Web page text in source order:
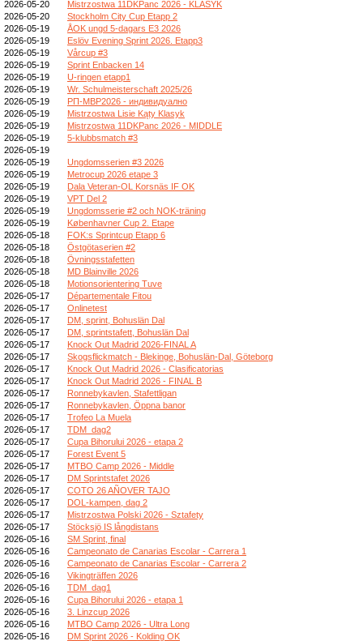
2026-05-20
Mistrzostwa 11DKPanc 2026 - KLASYK
2026-05-20
Stockholm City Cup Etapp 2
2026-05-19
ÅOK ungd 5-dagars E3 2026
2026-05-19
Eslöv Evening Sprint 2026. Etapp3
2026-05-19
Vårcup #3
2026-05-19
Sprint Enbacken 14
2026-05-19
U-ringen etapp1
2026-05-19
Wr. Schulmeisterschaft 2025/26
2026-05-19
РП-МВР2026 - индивидуално
2026-05-19
Mistrzostwa Lisie Kąty Klasyk
2026-05-19
Mistrzostwa 11DKPanc 2026 - MIDDLE
2026-05-19
5-klubbsmatch #3
2026-05-19
2026-05-19
Ungdomsserien #3 2026
2026-05-19
Metrocup 2026 etape 3
2026-05-19
Dala Veteran-OL Korsnäs IF OK
2026-05-19
VPT Del 2
2026-05-19
Ungdomsserie #2 och NOK-träning
2026-05-19
Københavner Cup 2. Etape
2026-05-18
FOK:s Sprintcup Etapp 6
2026-05-18
Östgötaserien #2
2026-05-18
Övningsstafetten
2026-05-18
MD Blainville 2026
2026-05-18
Motionsorientering Tuve
2026-05-17
Départementale Fitou
2026-05-17
Onlinetest
2026-05-17
DM, sprint, Bohuslän Dal
2026-05-17
DM, sprintstafett, Bohuslän Dal
2026-05-17
Knock Out Madrid 2026-FINAL A
2026-05-17
Skogsflickmatch - Blekinge, Bohuslän-Dal, Göteborg
2026-05-17
Knock Out Madrid 2026 - Clasificatorias
2026-05-17
Knock Out Madrid 2026 - FINAL B
2026-05-17
Ronnebykavlen, Stafettligan
2026-05-17
Ronnebykavlen, Öppna banor
2026-05-17
Trofeo La Muela
2026-05-17
TDM_dag2
2026-05-17
Cupa Bihorului 2026 - etapa 2
2026-05-17
Forest Event 5
2026-05-17
MTBO Camp 2026 - Middle
2026-05-17
DM Sprintstafet 2026
2026-05-17
COTO 26 AÑOVER TAJO
2026-05-17
DOL-kampen, dag 2
2026-05-17
Mistrzostwa Polski 2026 - Sztafety
2026-05-17
Stöcksjö IS långdistans
2026-05-16
SM Sprint, final
2026-05-16
Campeonato de Canarias Escolar - Carrera 1
2026-05-16
Campeonato de Canarias Escolar - Carrera 2
2026-05-16
Vikingträffen 2026
2026-05-16
TDM_dag1
2026-05-16
Cupa Bihorului 2026 - etapa 1
2026-05-16
3. Linzcup 2026
2026-05-16
MTBO Camp 2026 - Ultra Long
2026-05-16
DM Sprint 2026 - Kolding OK